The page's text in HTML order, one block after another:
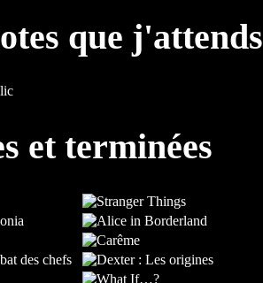
que j'attends
et terminées